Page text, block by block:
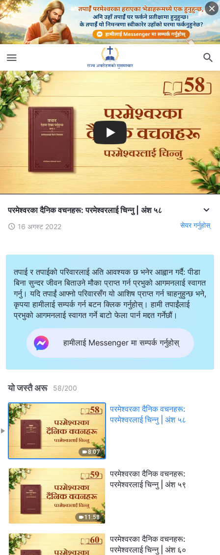
परमेश्‍वरका दैनिक वचनहरू: परमेश्‍वरलाई चिन्‍नु | अंश ५८
16 अगस्ट 2022 सेयर गर्नुहोस्
तपाई र तपाईको परिवारलाई अति आवश्यक छ भनेर आह्वान गर्दै: पीडा
बिना सुन्दर जीवन बिताउने मौका प्राप्त गर्न प्रभुको आगमनलाई स्वागत
गर्नु। यदि तपाईं आफ्नो परिवारसँग यो आशिष प्राप्त गर्न चाहनुहुन्छ भने,
कृपया हामीलाई सम्पर्क गर्न बटन क्लिक गर्नुहोस्। हामी तपाईंलाई
प्रभुको आगमनलाई स्वागत गर्ने बाटो फेला पार्न मद्दत गर्नेछौं।
हामीलाई Messenger मा सम्पर्क गर्नुहोस्
यो जस्तै अरू 58/200
8:07
परमेश्‍वरका दैनिक वचनहरू:
परमेश्‍वरलाई चिन्‍नु | अंश ५८
11:58
परमेश्‍वरका दैनिक वचनहरू:
परमेश्‍वरलाई चिन्‍नु | अंश ५९
परमेश्‍वरका दैनिक वचनहरू:
परमेश्‍वरलाई चिन्‍नु | अंश ६०